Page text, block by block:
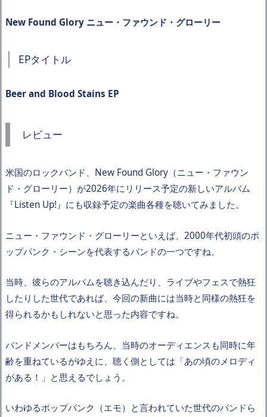
New Found Glory ニュー・ファウンド・グローリー
EPタイトル
Beer and Blood Stains EP
レビュー
米国のロックバンド、New Found Glory（ニュー・ファウン
ド・グローリー）が2026年にリリース予定の新しいアルバム
『Listen Up!』にも収録予定の楽曲各種を聴いてみました。
ニュー・ファウンド・グローリーといえば、2000年代初頭のポ
ップパンク・シーンを代表するバンドの一つですね。
当時、彼らのアルバムを聴き込んだり、ライブやフェスで熱狂
したりした世代であれば、今回の新曲には当時と同様の熱狂を
得られるかもしれないと思った内容ですね。
バンドメンバーはもちろん、当時のオーディエンスも同時に年
齢を重ねているがゆえに、聴く側としては「あの頃のメロディ
がある！」と思えるでしょう。
いわゆるポップパンク（エモ）と言われていた世代のバンドら